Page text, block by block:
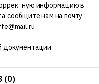
информацию в
сообщите нам на почту
документации
(0)